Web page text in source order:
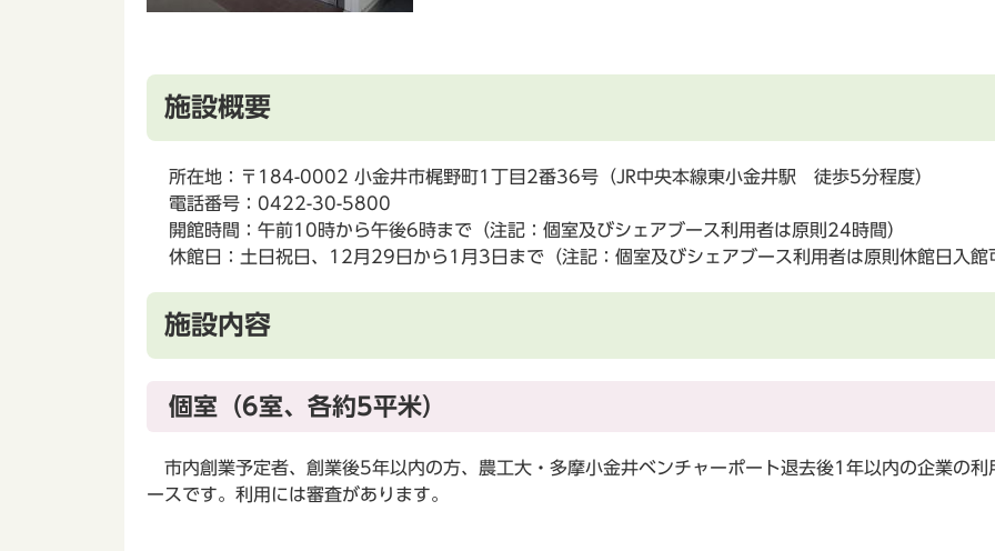
施設概要
所在地：〒184-0002 小金井市梶野町1丁目2番36号（JR中央本線東小金井駅 徒歩5分程度）
電話番号：0422-30-5800
開館時間：午前10時から午後6時まで（注記：個室及びシェアブース利用者は原則24時間）
休館日：土日祝日、12月29日から1月3日まで（注記：個室及びシェアブース利用者は原則休館日入館
施設内容
個室（6室、各約5平米）
市内創業予定者、創業後5年以内の方、農工大・多摩小金井ベンチャーポート退去後1年以内の企業の利
ースです。利用には審査があります。